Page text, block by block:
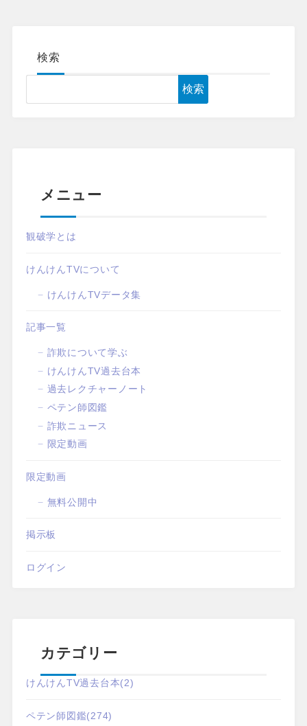
検索
検索
メニュー
観破学とは
けんけんTVについて
けんけんTVデータ集
記事一覧
詐欺について学ぶ
けんけんTV過去台本
過去レクチャーノート
ペテン師図鑑
詐欺ニュース
限定動画
限定動画
無料公開中
掲示板
ログイン
カテゴリー
けんけんTV過去台本(2)
ペテン師図鑑(274)